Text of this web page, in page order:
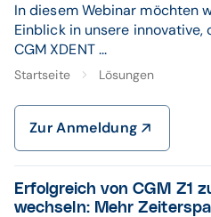
In diesem Webinar möchten
Einblick in unsere
CGM XDENT ...
Startseite Lösungen
Zur Anmeldung
Erfolgreich von CGM Z1
wechseln: Mehr